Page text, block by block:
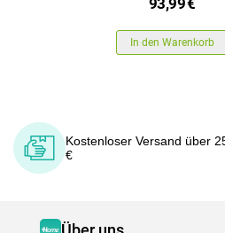
In den Warenkorb
Kostenloser Versand über
€